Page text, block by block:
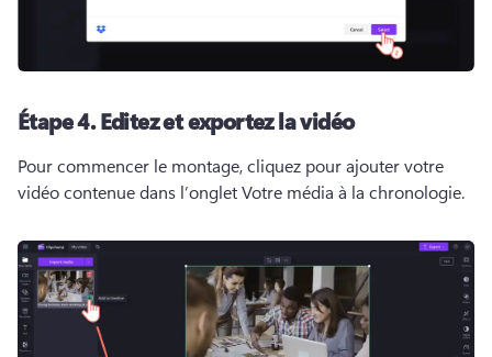
Étape 4.Editez et exportez la vidéo
Pour commencer le montage, cliquez pour ajouter votre
vidéo contenue dans l’onglet Votre média à la chronologie.